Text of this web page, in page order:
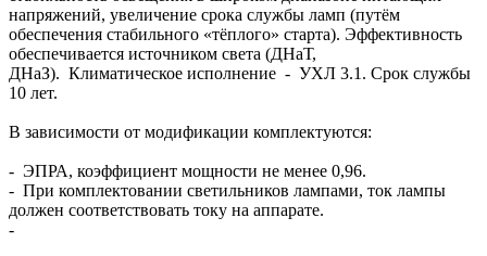
напряжений, увеличение срока службы ламп (путём
обеспечения стабильного «тёплого» старта). Эффективность
обеспечивается источником света (ДНаТ,
ДНаЗ). Климатическое исполнение - УХЛ 3.1. Срок службы
10 лет.
В зависимости от модификации комплектуются:
- ЭПРА, коэффициент мощности не менее 0,96.
- При комплектовании светильников лампами, ток лампы
должен соответствовать току на аппарате.
-